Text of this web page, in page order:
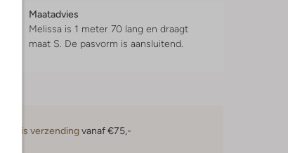
Maatadvies
Melissa is 1 meter 70 lang en draagt
maat S. De pasvorm isaansluitend.
Gratis verzendingvanaf €75,-